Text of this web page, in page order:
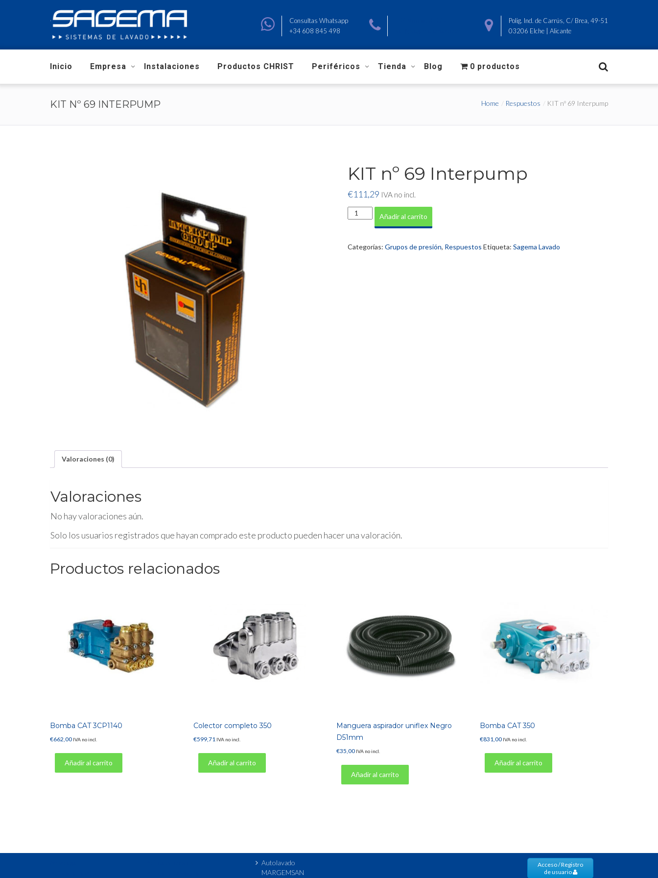
Consultas Whatsapp
+34 608 845 498
Polig. Ind. de Carrús, C/ Brea, 49-51
03206 Elche | Alicante
Inicio Empresa Instalaciones Productos CHRIST Periféricos Tienda Blog 0 productos
KIT Nº 69 INTERPUMP Home Respuestos KIT nº 69 Interpump
KIT nº 69 Interpump
€111,29 IVA no incl.
KIT
nº
cantidad
Añadir al carrito
Categorías:Grupos de presión, Respuestos Etiqueta:Sagema Lavado
Valoraciones (0)
Valoraciones
No hay valoraciones aún.
Solo los usuarios registrados que hayan comprado este producto pueden hacer una valoración.
Productos relacionados
Bomba CAT 3CP1140
€662,00 IVA no incl.
Añadir al carrito
Colector completo 350
€599,71 IVA no incl.
Añadir al carrito
Manguera aspirador uniflex Negro
D51mm
€35,00 IVA no incl.
Añadir al carrito
Bomba CAT 350
€831,00 IVA no incl.
Añadir al carrito
Autolavado
MARGEMSAN
Acceso / Registro
de usuario